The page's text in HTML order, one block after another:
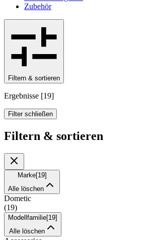
Zubehör
Filtern & sortieren
Ergebnisse [19]
Filter schließen
Filtern & sortieren
Marke[19]
Alle löschen
Dometic
(19)
Modellfamilie[19]
Alle löschen